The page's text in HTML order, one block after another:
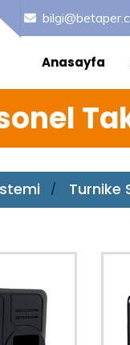
Anasayfa
Turnike